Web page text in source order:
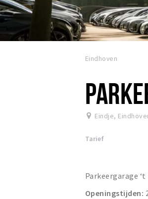
Eindhoven
Eindje,
Tarief
Parkeergarage ‘t
Openingstijden: